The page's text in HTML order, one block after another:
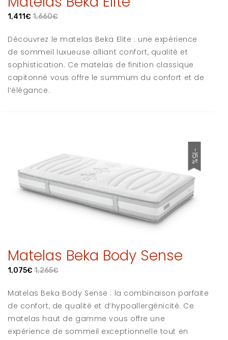
1,411€ 1,660€
Découvrez le matelas Beka Elite : une expérience
de sommeil luxueuse alliant confort, qualité et
sophistication. Ce matelas de finition classique
capitonné vous offre le summum du confort et de
l’élégance.
-15%
Matelas Beka Body Sense
1,075€ 1,265€
Matelas Beka Body Sense : la combinaison parfaite
de confort, de qualité et d’hypoallergénicité. Ce
matelas haut de gamme vous offre une
expérience de sommeil exceptionnelle tout en